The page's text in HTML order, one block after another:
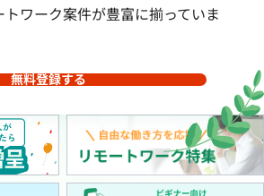
ワーク案件が豊富に揃っていま
無料登録する